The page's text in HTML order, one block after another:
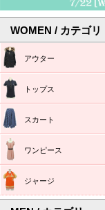
WOMEN / カテゴリ
アウター
トップス
スカート
ワンピース
ジャージ